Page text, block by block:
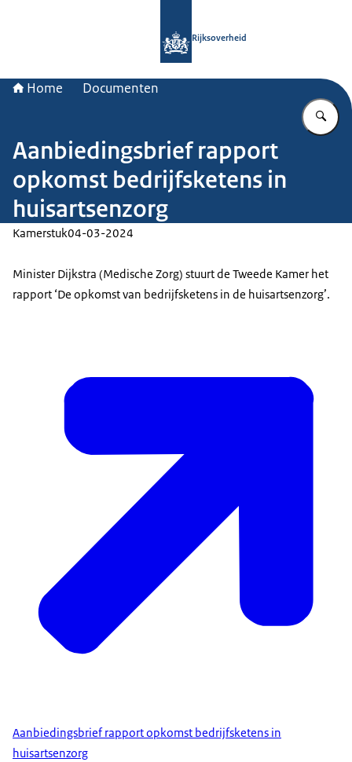
Rijksoverheid
Home Documenten
Aanbiedingsbrief rapport
opkomst bedrijfsketens in
huisartsenzorg
Kamerstuk04-03-2024
Minister Dijkstra (Medische Zorg) stuurt de Tweede Kamer het
rapport ‘De opkomst van bedrijfsketens in de huisartsenzorg’.
Aanbiedingsbrief rapport opkomst bedrijfsketens in
huisartsenzorg